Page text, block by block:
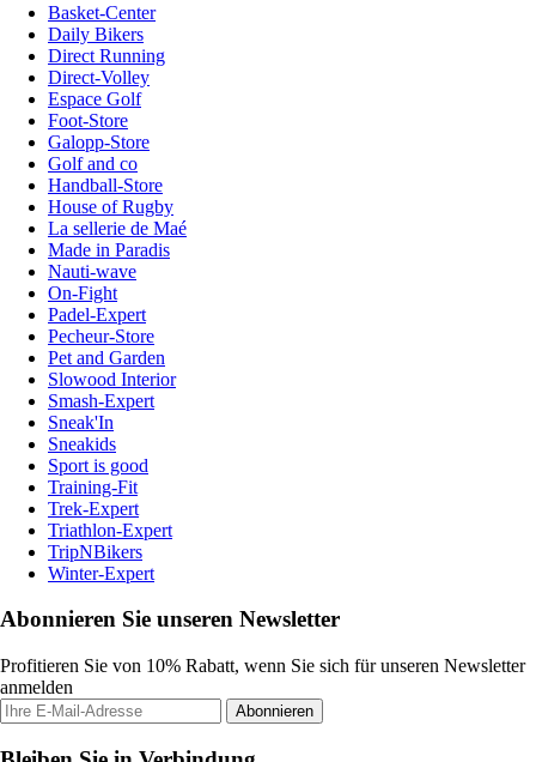
Basket-Center
Daily Bikers
Direct Running
Direct-Volley
Espace Golf
Foot-Store
Galopp-Store
Golf and co
Handball-Store
House of Rugby
La sellerie de Maé
Made in Paradis
Nauti-wave
On-Fight
Padel-Expert
Pecheur-Store
Pet and Garden
Slowood Interior
Smash-Expert
Sneak'In
Sneakids
Sport is good
Training-Fit
Trek-Expert
Triathlon-Expert
TripNBikers
Winter-Expert
Abonnieren Sie unseren Newsletter
Profitieren Sie von 10% Rabatt, wenn Sie sich für unseren Newsletter
anmelden
Abonnieren